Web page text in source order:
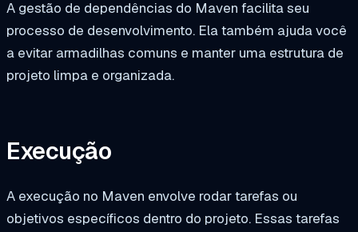
A gestão de dependências do Maven facilita seu
processo de desenvolvimento. Ela também ajuda você
a evitar armadilhas comuns e manter uma estrutura de
projeto limpa e organizada.
Execução
A execução no Maven envolve rodar tarefas ou
objetivos específicos dentro do projeto. Essas tarefas